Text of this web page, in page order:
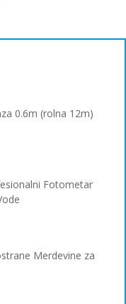
0.6m (rolna 12m)
Fotometar
Merdevine za